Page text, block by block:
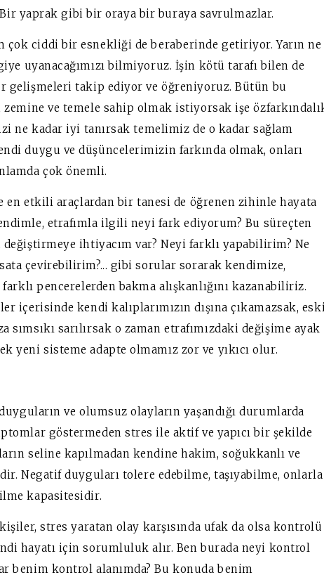
yaprak gibi bir oraya bir buraya savrulmazlar.
çok ciddi bir esnekliği de beraberinde getiriyor. Yarın ne
uyanacağımızı bilmiyoruz. İşin kötü tarafı bilen de
gelişmeleri takip ediyor ve öğreniyoruz. Bütün bu
ve temele sahip olmak istiyorsak işe
ne kadar iyi tanırsak temelimiz de o kadar sağlam
duygu ve düşüncelerimizin farkında olmak, onları
çok önemli.
en etkili araçlardan bir tanesi de öğrenen zihinle hayata
etrafımla ilgili neyi fark ediyorum? Bu süreçten
ihtiyacım var? Neyi farklı yapabilirim? Ne
çevirebilirim?... gibi sorular sorarak kendimize,
pencerelerden bakma alışkanlığını kazanabiliriz.
içerisinde kendi kalıplarımızın dışına çıkamazsak, eski
sımsıkı sarılırsak o zaman etrafımızdaki değişime ayak
yeni sisteme adapte olmamız zor ve yıkıcı olur.
ve olumsuz olayların yaşandığı durumlarda
göstermeden stres ile aktif ve yapıcı bir şekilde
seline kapılmadan kendine hakim, soğukkanlı ve
Negatif duyguları tolere edebilme, taşıyabilme, onlarla
kapasitesidir.
stres yaratan olay karşısında ufak da olsa kontrolü
hayatı için sorumluluk alır. Ben burada neyi kontrol
benim kontrol alanımda? Bu konuda benim